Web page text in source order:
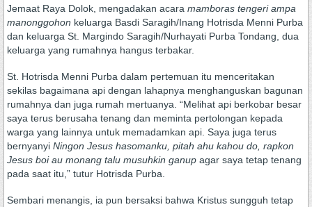
Jemaat Raya Dolok, mengadakan acara mamboras tengeri ampa
manonggohon keluarga Basdi Saragih/Inang Hotrisda Menni Purba
dan keluarga St. Margindo Saragih/Nurhayati Purba Tondang, dua
keluarga yang rumahnya hangus terbakar.
St. Hotrisda Menni Purba dalam pertemuan itu menceritakan
sekilas bagaimana api dengan lahapnya menghanguskan bagunan
rumahnya dan juga rumah mertuanya. “Melihat api berkobar besar
saya terus berusaha tenang dan meminta pertolongan kepada
warga yang lainnya untuk memadamkan api. Saya juga terus
bernyanyi Ningon Jesus hasomanku, pitah ahu kahou do, rapkon
Jesus boi au monang talu musuhkin ganup agar saya tetap tenang
pada saat itu,” tutur Hotrisda Purba.
Sembari menangis, ia pun bersaksi bahwa Kristus sungguh tetap